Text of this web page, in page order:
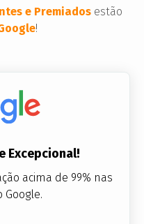
e Premiadosestão
!
Excepcional!
acima de 99% nas
Google.